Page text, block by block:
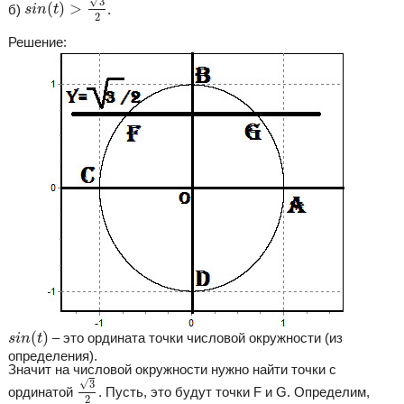
б) sin(t) >
2
Решение:
sin(t)
in (t) – это ордината точки числовой окружности (из
определения).
Значит на числовой окружности нужно найти точки с
ординатой
√3
2
32
. Пусть, это будут точки F и G. Определим,